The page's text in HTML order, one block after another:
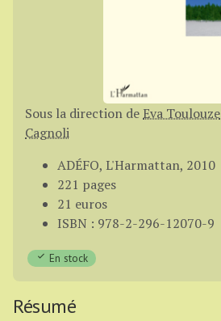
Sous la direction de Eva Toulouze
Cagnoli
ADÉFO, L'Harmattan, 2010
221 pages
21 euros
ISBN : 978-2-296-12070-9
En stock
Résumé